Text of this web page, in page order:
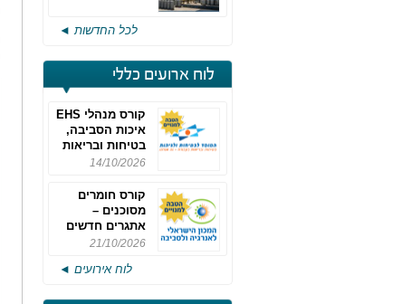
לכל החדשות ◄
לוח ארועים כללי
קורס מנהלי EHS
איכות הסביבה,
בטיחות ובריאות
תעסוקתית
14/10/2026
קורס חומרים
מסוכנים –
אתגרים חדשים
והערכות לחוק
מחזור 4
21/10/2026
לוח אירועים ◄